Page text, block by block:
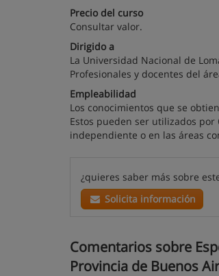
Precio del curso
Consultar valor.
Dirigido a
La Universidad Nacional de
Profesionales y docentes del
Empleabilidad
Los conocimientos que se
Estos pueden ser utilizados
independiente o en las áreas
¿quieres saber más sobre
Solicita información
Comentarios sobre
Provincia de Buenos